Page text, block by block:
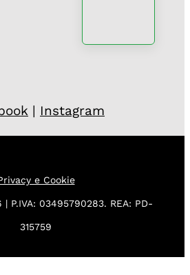
| Instagram
e Cookie
P.IVA: 03495790283. REA: PD-
315759